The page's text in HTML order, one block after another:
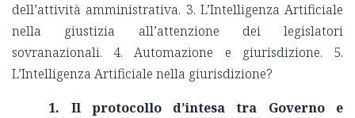
dell’attività amministrativa. 3. L’Intelligenza Artificiale
nella giustizia all’attenzione dei legislatori
sovranazionali. 4. Automazione e giurisdizione. 5.
L’Intelligenza Artificiale nella giurisdizione?
1. Il protocollo d’intesa tra Governo e